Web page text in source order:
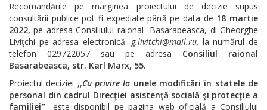
Recomandările pe marginea proiectului de decizie supus
consultării publice pot fi expediate până pe data de 18 martie
2022, pe adresa Consiliului raional Basarabeasca, dl Gheorghe
Liviţchi pe adresa electronică: g.livitchi@mail.ru, la numărul de
telefon 029722057 sau pe adresa Consiliul raional
Basarabeasca, str. Karl Marx, 55.
Proiectul deciziei ,,Cu privire la unele modificări în statele de
personal din cadrul Direcţiei asistenţă socială şi protecţie a
familiei”este disponibil pe pagina web oficială a Consiliului